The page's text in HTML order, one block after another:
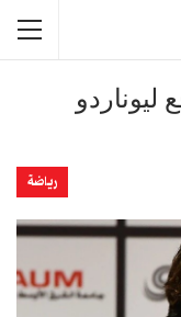
ليوناردو
رياضة